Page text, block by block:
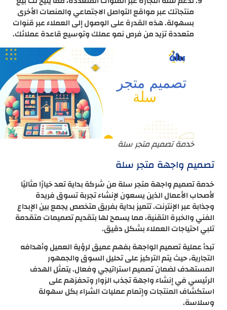
منتجاتك عبر مواقع التواصل الاجتماعي والمنصات الأخرى
بسهولة. هذه القدرة على الوصول إلى العملاء عبر قنوات
متعددة تزيد من فرص نمو عملك وتوسيع قاعدة عملائك.
خدمة تصميم متجر سلة
تصميم واجهة متجر سلة
خدمة تصميم واجهة متجر سلة من شركة بداية تعد خيارًا مثاليًا
لأصحاب الأعمال الذين يسعون لإنشاء تجربة تسوق فريدة
وجذابة عبر الإنترنت. تتميز بداية بفريق متخصص يجمع بين الإبداع
الفني والخبرة التقنية، مما يسمح لها بتقديم تصميمات متقدمة
تلبي احتياجات العملاء بشكل دقيق.
تبدأ عملية تصميم الواجهة بفهم عميق لرؤية العميل وأهدافه
التجارية، حيث يتم التركيز على تحليل السوق والجمهور
المستهدف لضمان تصميم استراتيجي وفعال. يتمثل الهدف
الرئيسي في إنشاء واجهة تجذب الزوار وتحفزهم على
استكشاف المنتجات وإتمام عمليات الشراء بكل سهولة
وسلاسة.